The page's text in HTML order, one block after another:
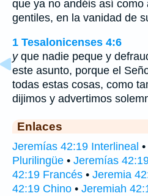
que ya no andéis así como
gentiles, en la vanidad de
1 Tesalonicenses 4:6
yque nadie peque y
este asunto, porque el
todas estas cosas, como
dijimos y advertimos
Enlaces
Jeremías 42:19 Interlineal •
Plurilingüe • Jeremías
42:19 Francés • Jeremia
42:19 Chino • Jeremiah